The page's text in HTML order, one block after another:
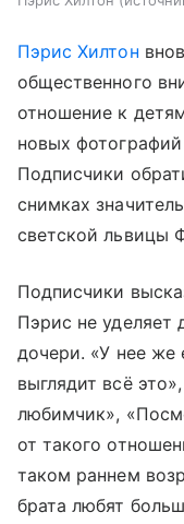
Пэрис Хилтон
общественного
отношение к
новых
Подписчики
снимках
светской львицы
Подписчики
Пэрис не уделяет
дочери. «У нее же
выглядит всё
любимчик»,
от такого
таком раннем
брата любят